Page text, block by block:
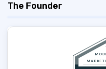
The Founder